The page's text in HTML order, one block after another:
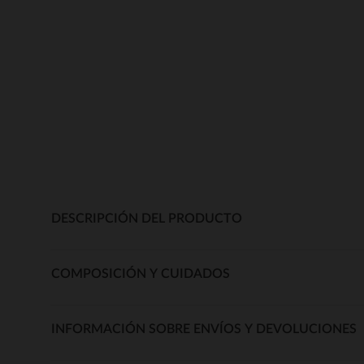
DESCRIPCIÓN DEL PRODUCTO
COMPOSICIÓN Y CUIDADOS
INFORMACIÓN SOBRE ENVÍOS Y DEVOLUCIONES